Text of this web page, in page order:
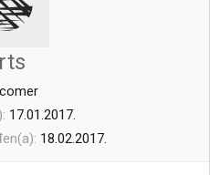
17.01.2017.
18.02.2017.